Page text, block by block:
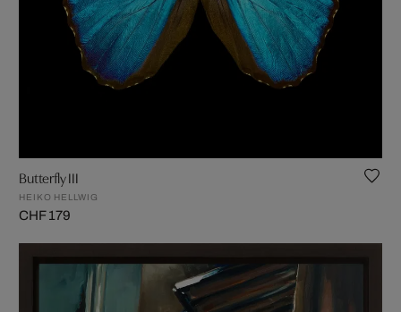
Butterfly III
HEIKO HELLWIG
CHF 179